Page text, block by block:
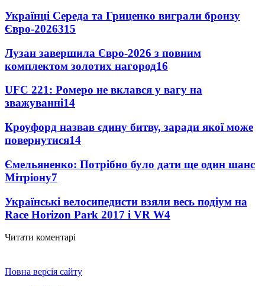
Українці Середа та Гриценко виграли бронзу
Євро-2026315
Лузан завершила Євро-2026 з повним
комплектом золотих нагород16
UFC 221: Ромеро не вклався у вагу на
зважуванні14
Кроуфорд назвав єдину битву, заради якої може
повернутися14
Ємельяненко: Потрібно було дати ще один шанс
Мітріону7
Українські велосипедисти взяли весь подіум на
Race Horizon Park 2017 і VR W4
Читати коментарі
Повна версія сайту